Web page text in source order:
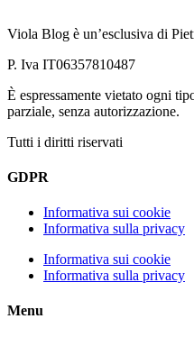
Viola Blog è un’esclusiva di
P. Iva IT06357810487
È espressamente vietato ogni
parziale, senza autorizzazione.
Tutti i diritti riservati
GDPR
Informativa sui cookie
Informativa sulla privacy
Informativa sui cookie
Informativa sulla privacy
Menu